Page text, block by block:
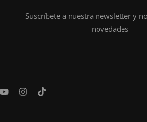
Suscríbete a nuestra newsletter y
novedades
Y
u
I
s
T
k